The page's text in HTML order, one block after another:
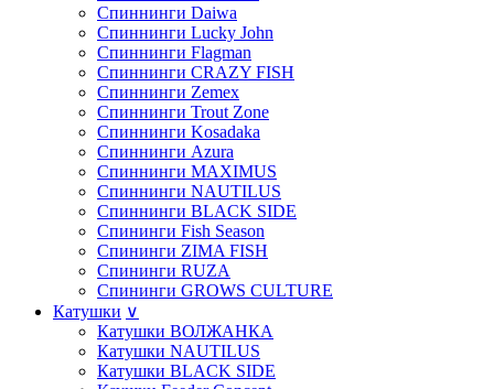
Спиннинги Daiwa
Спиннинги Lucky John
Спиннинги Flagman
Спиннинги CRAZY FISH
Спиннинги Zemex
Спиннинги Trout Zone
Спиннинги Kosadaka
Спиннинги Azura
Спиннинги MAXIMUS
Спиннинги NAUTILUS
Спиннинги BLACK SIDE
Спининги Fish Season
Спининги ZIMA FISH
Спининги RUZA
Спининги GROWS CULTURE
Катушки ∨
Катушки ВОЛЖАНКА
Катушки NAUTILUS
Катушки BLACK SIDE